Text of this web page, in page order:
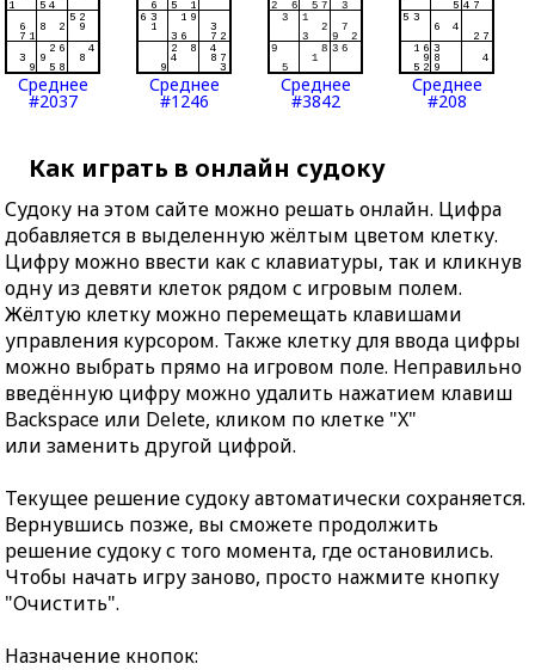
Среднее
#2037
Среднее
#1246
Среднее
#3842
Среднее
#208
Как играть в онлайн судоку
Судоку на этом сайте можно решать онлайн. Цифра
добавляется в выделенную жёлтым цветом клетку.
Цифру можно ввести как с клавиатуры, так и кликнув
одну из девяти клеток рядом с игровым полем.
Жёлтую клетку можно перемещать клавишами
управления курсором. Также клетку для ввода цифры
можно выбрать прямо на игровом поле. Неправильно
введённую цифру можно удалить нажатием клавиш
Backspace или Delete, кликом по клетке "X"
или заменить другой цифрой.
Текущее решение судоку автоматически сохраняется.
Вернувшись позже, вы сможете продолжить
решение судоку с того момента, где остановились.
Чтобы начать игру заново, просто нажмите кнопку
"Очистить".
Назначение кнопок: